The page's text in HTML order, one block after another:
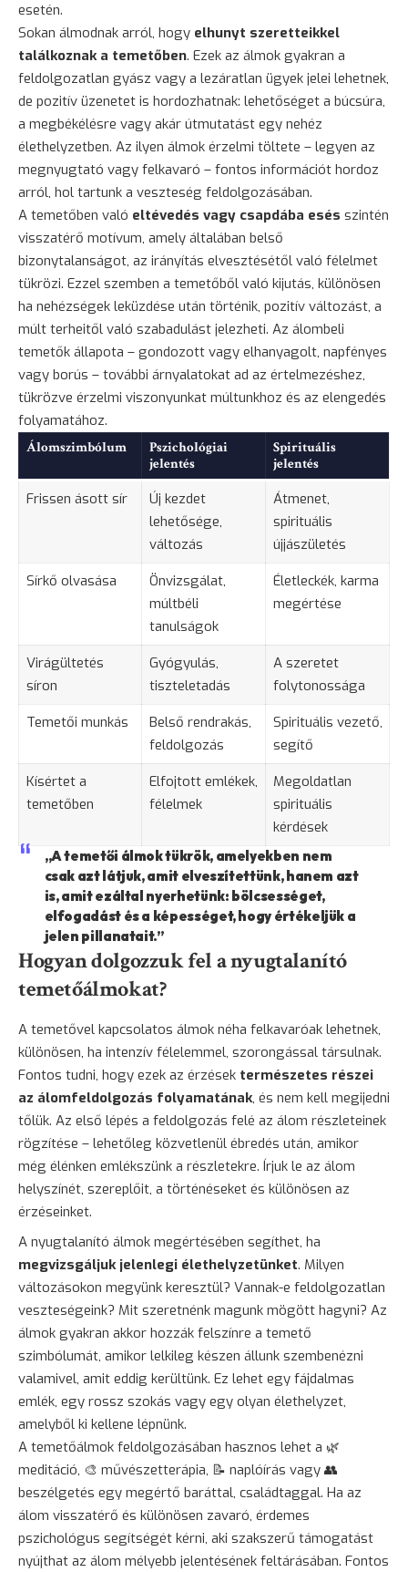
esetén.
Sokan álmodnak arról, hogy elhunyt szeretteikkel
találkoznak a temetőben. Ezek az álmok gyakran a
feldolgozatlan gyász vagy a lezáratlan ügyek jelei lehetnek,
de pozitív üzenetet is hordozhatnak: lehetőséget a búcsúra,
a megbékélésre vagy akár útmutatást egy nehéz
élethelyzetben. Az ilyen álmok érzelmi töltete – legyen az
megnyugtató vagy felkavaró – fontos információt hordoz
arról, hol tartunk a veszteség feldolgozásában.
A temetőben való eltévedés vagy csapdába esés szintén
visszatérő motívum, amely általában belső
bizonytalanságot, az irányítás elvesztésétől való félelmet
tükrözi. Ezzel szemben a temetőből való kijutás, különösen
ha nehézségek leküzdése után történik, pozitív változást, a
múlt terheitől való szabadulást jelezheti. Az álombeli
temetők állapota – gondozott vagy elhanyagolt, napfényes
vagy borús – további árnyalatokat ad az értelmezéshez,
tükrözve érzelmi viszonyunkat múltunkhoz és az elengedés
folyamatához.
Álomszimbólum
Pszichológiai
jelentés
Spirituális
jelentés
Frissen ásott sír
Új kezdet
lehetősége,
változás
Átmenet,
spirituális
újjászületés
Sírkő olvasása
Önvizsgálat,
múltbéli
tanulságok
Életleckék, karma
megértése
Virágültetés
síron
Gyógyulás,
tiszteletadás
A szeretet
folytonossága
Temetői munkás
Belső rendrakás,
feldolgozás
Spirituális vezető,
segítő
Kísértet a
temetőben
Elfojtott emlékek,
félelmek
Megoldatlan
spirituális
kérdések
„A temetői álmok tükrök, amelyekben nem
csak azt látjuk, amit elveszítettünk, hanem azt
is, amit ezáltal nyerhetünk: bölcsességet,
elfogadást és a képességet, hogy értékeljük a
jelen pillanatait.”
Hogyan dolgozzuk fel a nyugtalanító
temetőálmokat?
A temetővel kapcsolatos álmok néha felkavaróak lehetnek,
különösen, ha intenzív félelemmel, szorongással társulnak.
Fontos tudni, hogy ezek az érzések természetes részei
az álomfeldolgozás folyamatának, és nem kell megijedni
tőlük. Az első lépés a feldolgozás felé az álom részleteinek
rögzítése – lehetőleg közvetlenül ébredés után, amikor
még élénken emlékszünk a részletekre. Írjuk le az álom
helyszínét, szereplőit, a történéseket és különösen az
érzéseinket.
A nyugtalanító álmok megértésében segíthet, ha
megvizsgáljuk jelenlegi élethelyzetünket. Milyen
változásokon megyünk keresztül? Vannak-e feldolgozatlan
veszteségeink? Mit szeretnénk magunk mögött hagyni? Az
álmok gyakran akkor hozzák felszínre a temető
szimbólumát, amikor lelkileg készen állunk szembenézni
valamivel, amit eddig kerültünk. Ez lehet egy fájdalmas
emlék, egy rossz szokás vagy egy olyan élethelyzet,
amelyből ki kellene lépnünk.
A temetőálmok feldolgozásában hasznos lehet a 🌿
meditáció, 🎨 művészetterápia, 📝 naplóírás vagy 👥
beszélgetés egy megértő baráttal, családtaggal. Ha az
álom visszatérő és különösen zavaró, érdemes
pszichológus segítségét kérni, aki szakszerű támogatást
nyújthat az álom mélyebb jelentésének feltárásában. Fontos